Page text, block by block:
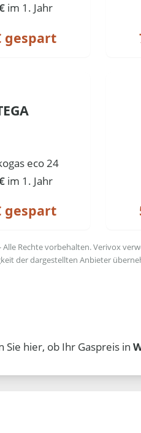
im 1. Jahr
gespart
eco 24
im 1. Jahr
gespart
Alle Rechte vorbehalten. Verivox
der dargestellten Anbieter
Sie hier, ob Ihr Gaspreis in